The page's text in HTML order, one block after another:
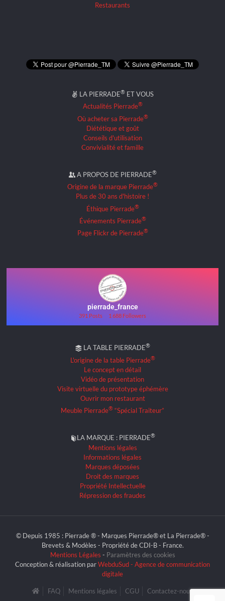
Restaurants
LA PIERRADE® ET VOUS
Actualités Pierrade®
Où acheter sa Pierrade®
Diététique et goût
Conseils d'utilisation
Convivialité et famille
A PROPOS DE PIERRADE®
Origine de la marque Pierrade®
Plus de 30 ans d'histoire !
Éthique Pierrade®
Événements Pierrade®
Page Flickr de Pierrade®
pierrade_france
391 Posts 1 688 Followers
LA TABLE PIERRADE®
L'origine de la table Pierrade®
Le concept en détail
Vidéo de présentation
Visite virtuelle du prototype éphémère
Ouvrir mon restaurant
Meuble Pierrade® “Spécial Traiteur”
LA MARQUE : PIERRADE®
Mentions légales
Informations légales
Marques déposées
Droit des marques
Propriété Intellectuelle
Répression des fraudes
© Depuis 1985 : Pierrade ® - Marques Pierrade® et La Pierrade® -
Brevets & Modèles - Propriété de CDI-B - France.
Mentions Légales - Paramètres des cookies
Conception & réalisation parWebduSud - Agence de communication
digitale
FAQ Mentions légales CGU Contactez-nous